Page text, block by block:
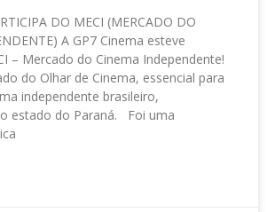
DO MECI (MERCADO DO
A GP7 Cinema esteve
– Mercado do Cinema Independente!
do Olhar de Cinema, essencial para
independente brasileiro,
estado do Paraná. Foi uma